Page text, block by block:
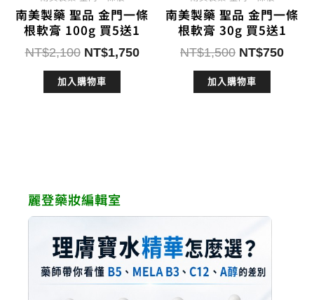
麗登藥妝編輯室
南美製藥 聖品 金門一條
根軟膏 100g 買5送1
NT$2,100 原
始
價
NT$1,750目
加入購物車
南美製藥 聖品 金門一條
根軟膏 30g 買5送1
NT$1,500 原
始
價
NT$750目
加入購物車